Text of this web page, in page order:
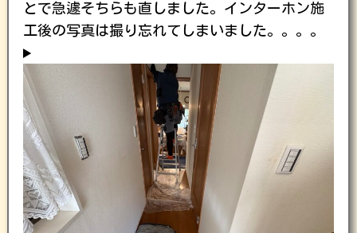
とで急遽そちらも直しました。インターホン施
工後の写真は撮り忘れてしまいました。。。。